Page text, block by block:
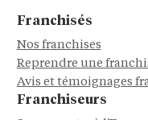
Franchisés
Nos franchises
Reprendre une
Avis et témoignages
Franchiseurs